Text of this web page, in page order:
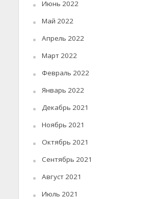
Июнь 2022
Май 2022
Апрель 2022
Март 2022
Февраль 2022
Январь 2022
Декабрь 2021
Ноябрь 2021
Октябрь 2021
Сентябрь 2021
Август 2021
Июль 2021